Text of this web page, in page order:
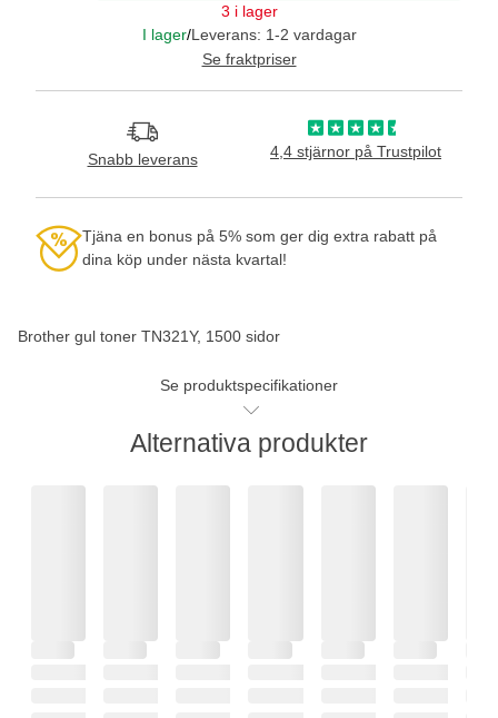
Brother gul toner TN321Y, 1500 sidor
Se produktspecifikationer
3 i lager
I lager/Leverans: 1-2 vardagar
Se fraktpriser
Snabb leverans 4,4 stjärnor på Trustpilot
Tjäna en bonus på 5% som ger dig extra rabatt på
dina köp under nästa kvartal!
Alternativa produkter